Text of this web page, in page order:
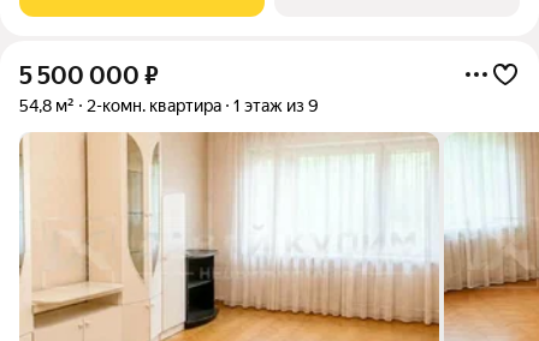
5 500 000 ₽
54,8 м² 2-комн. квартира 1 этаж из 9